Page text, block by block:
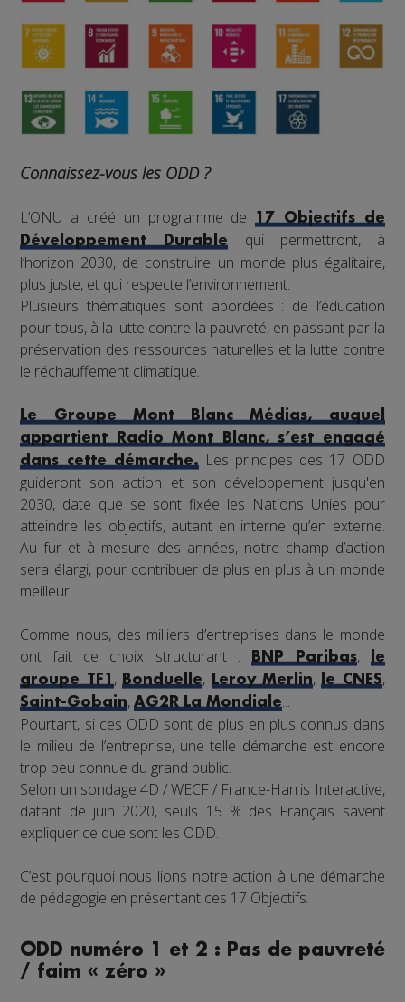
Connaissez-vous les ODD ?
L’ONU a créé un programme de17 Objectifs de
Développement Durable
qui permettront, à
l’horizon 2030, de construire un monde plus égalitaire,
plus juste, et qui respecte l’environnement.
Plusieurs thématiques sont abordées : de l’éducation
pour tous, à la lutte contre la pauvreté, en passant par la
préservation des ressources naturelles et la lutte contre
le réchauffement climatique.
Le Groupe Mont Blanc Médias, auquel
appartient Radio Mont Blanc, s’est engagé
dans cette démarche.Les principes des 17 ODD
guideront son action et son développement jusqu'en
2030, date que se sont fixée les Nations Unies pour
atteindre les objectifs, autant en interne qu’en externe.
Au fur et à mesure des années, notre champ d’action
sera élargi, pour contribuer de plus en plus à un monde
meilleur.
Comme nous, des milliers d’entreprises dans le monde
ont fait ce choix structurant :
BNP Paribas,
le
groupe TF1 , Bonduelle, Leroy Merlin, le CNES,
Saint-Gobain,AG2R La Mondiale...
Pourtant, si ces ODD sont de plus en plus connus dans
le milieu de l’entreprise, une telle démarche est encore
trop peu connue du grand public.
Selon un sondage 4D / WECF / France-Harris Interactive,
datant de juin 2020, seuls 15 % des Français savent
expliquer ce que sont les ODD.
C’est pourquoi nous lions notre action à une démarche
de pédagogie en présentant ces 17 Objectifs.
ODD numéro 1 et 2 : Pas de pauvreté
/ faim « zéro »